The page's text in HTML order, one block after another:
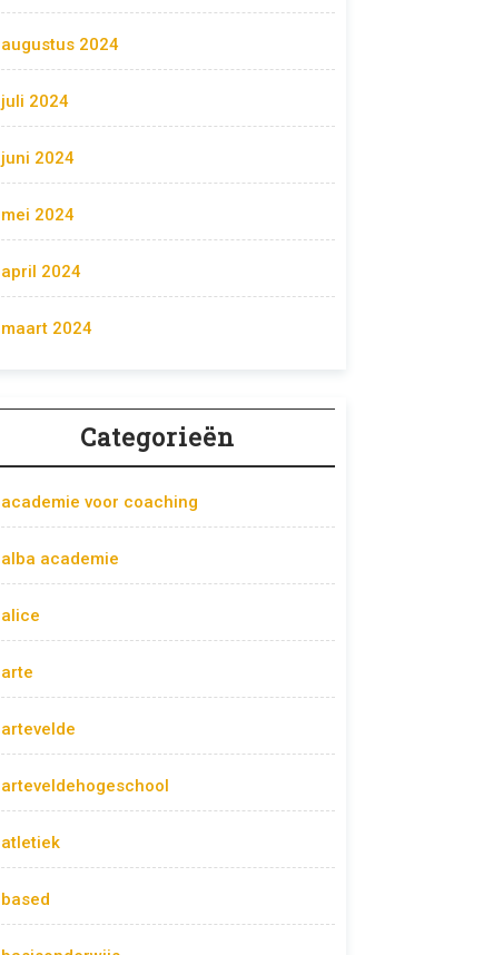
augustus 2024
juli 2024
juni 2024
mei 2024
april 2024
maart 2024
Categorieën
academie voor coaching
alba academie
alice
arte
artevelde
arteveldehogeschool
atletiek
based